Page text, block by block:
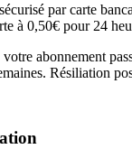
par carte
à 0,50€ pour 24
abonnement
Résiliation